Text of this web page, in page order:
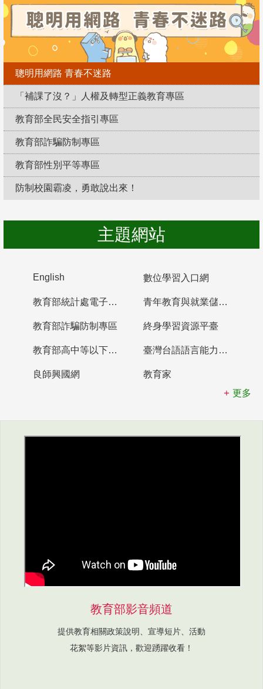
聰明用網路 青春不迷路
「補課了沒？」人權及轉型正義教育專區
教育部全民安全指引專區
教育部詐騙防制專區
教育部性別平等專區
防制校園霸凌，勇敢說出來！
主題網站
English 數位學習入口網
教育部統計處電子書櫃 青年教育與就業儲蓄帳戶
教育部詐騙防制專區 終身學習資源平臺
教育部高中等以下學校及幼兒園教師資格檢定考試 臺灣台語語言能力認證網站
良師興國網
教育家
更多
教育部影音頻道
提供教育相關政策說明、宣導短片、活動
花絮等影片資訊，歡迎踴躍收看！